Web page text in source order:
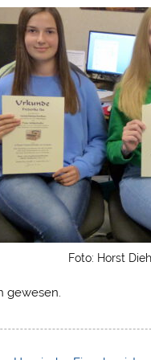
Foto: Horst
gewesen.